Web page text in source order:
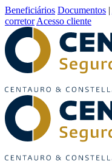
Beneficiários Documentos |
corretor Acesso cliente